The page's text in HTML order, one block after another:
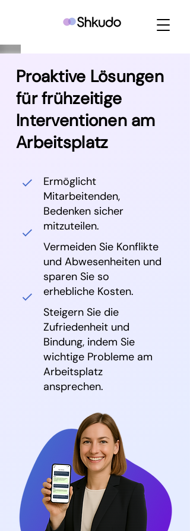
Proaktive Lösungen
für frühzeitige
Interventionen am
Arbeitsplatz
Ermöglicht
Mitarbeitenden,
Bedenken sicher
mitzuteilen.
Vermeiden Sie Konflikte
und Abwesenheiten und
sparen Sie so
erhebliche Kosten.
Steigern Sie die
Zufriedenheit und
Bindung, indem Sie
wichtige Probleme am
Arbeitsplatz
ansprechen.